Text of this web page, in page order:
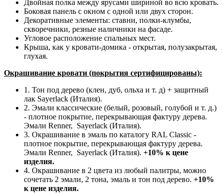
Двойная полка между ярусами шириной во всю кровать.
Боковая панель с окном с одной или двух сторон.
Декоративные элементы: ставни, полки-клумбы,
скворечники, резные наличники на фасаде.
Угловое расположение спальных мест.
Крыша, как у кровати-домика - открытая, полузакрытая,
глухая.
Окрашивание кровати (покрытия сертифицированы):
1. Тон под дерево (клен, дуб, ольха и т. д) + защитный
лак Sayerlack (Италия).
2. Эмали классические (белый, розовый, голубой и т. д.)
- плотное покрытие, перекрывающая фактуру дерева.
Эмали Renner, Sayerlack (Италия).
3. Окрашивание в эмаль по каталогу RAL Classic -
плотное покрытие, перекрывающая фактуру дерева.
Эмали Renner, Sayerlack (Италия). +10% к цене
изделия.
4. Окрашивание в 2 цвета из любый палитры, можно
сочетать 2 эмали, 2 тона, эмаль и тон под дерево. +10%
к цене изделия.